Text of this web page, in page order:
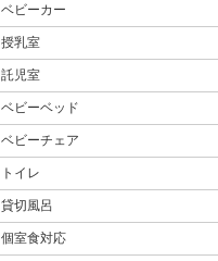
ベビーカー
授乳室
託児室
ベビーベッド
ベビーチェア
トイレ
貸切風呂
個室食対応